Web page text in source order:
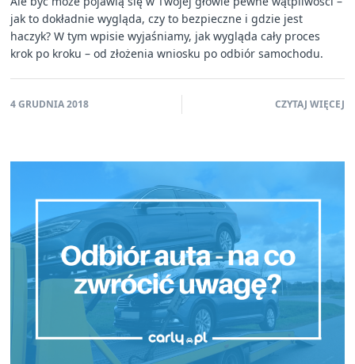
jak to dokładnie wygląda, czy to bezpieczne i gdzie jest
haczyk? W tym wpisie wyjaśniamy, jak wygląda cały proces
krok po kroku – od złożenia wniosku po odbiór samochodu.
4 GRUDNIA 2018 CZYTAJ WIĘCEJ